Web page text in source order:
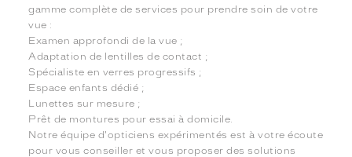
gamme complète de services pour prendre soin de votre
vue :
Examen approfondi de la vue ;
Adaptation de lentilles de contact ;
Spécialiste en verres progressifs ;
Espace enfants dédié ;
Lunettes sur mesure ;
Prêt de montures pour essai à domicile.
Notre équipe d'opticiens expérimentés est à votre écoute
pour vous conseiller et vous proposer des solutions